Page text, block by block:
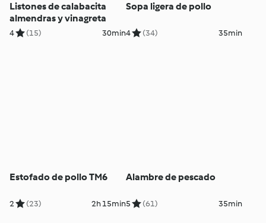
Listones de calabacita
almendras y vinagreta
4 (15) 30min
Sopa ligera de pollo
4 (34) 35min
Estofado de pollo TM6
2 (23) 2h 15min
Alambre de pescado
5 (61) 35min